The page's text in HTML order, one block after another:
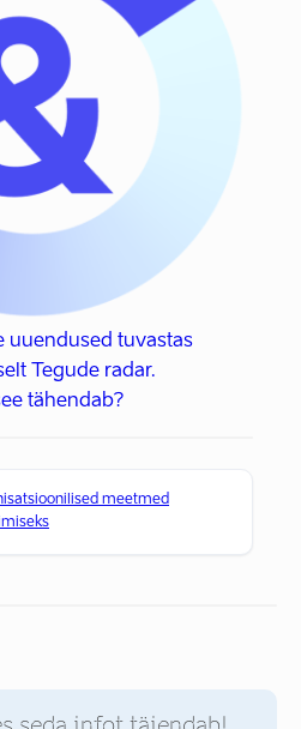
uuendused tuvastas
Tegude radar.
tähendab?
meetmed